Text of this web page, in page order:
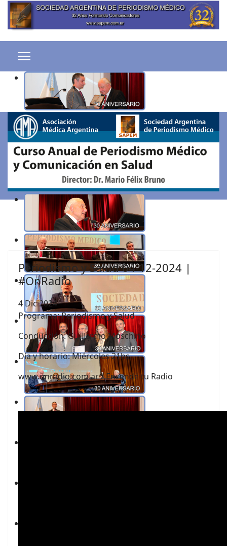
Periodismo y Salud 04-12-2024 |
#OnRadio
4 Dic 2024
Programa: Periodismo y Salud
Conducción:Guillermo Moschino
Día y horario: Miércoles 21hs.
www.onradio.com.ar / Encendé tu Radio